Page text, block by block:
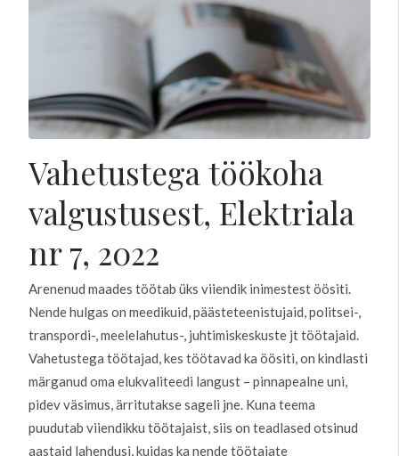
Vahetustega töökoha
valgustusest, Elektriala
nr 7, 2022
Arenenud maades töötab üks viiendik inimestest öösiti.
Nende hulgas on meedikuid, päästeteenistujaid, politsei-,
transpordi-, meelelahutus-, juhtimiskeskuste jt töötajaid.
Vahetustega töötajad, kes töötavad ka öösiti, on kindlasti
märganud oma elukvaliteedi langust – pinnapealne uni,
pidev väsimus, ärritutakse sageli jne. Kuna teema
puudutab viiendikku töötajaist, siis on teadlased otsinud
aastaid lahendusi, kuidas ka nende töötajate